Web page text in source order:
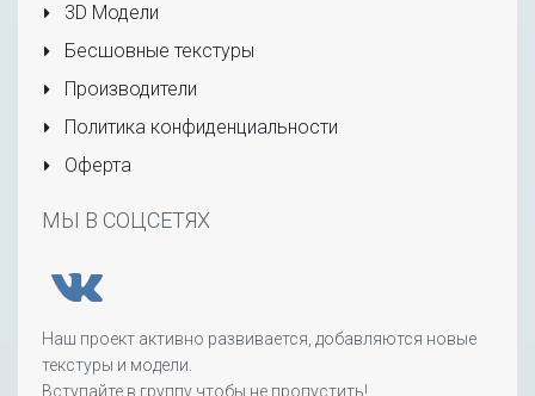
3D Модели
Бесшовные текстуры
Производители
Политика конфиденциальности
Оферта
МЫ В СОЦСЕТЯХ
Наш проект активно развивается, добавляются новые
текстуры и модели.
Вступайте в группу чтобы не пропустить!